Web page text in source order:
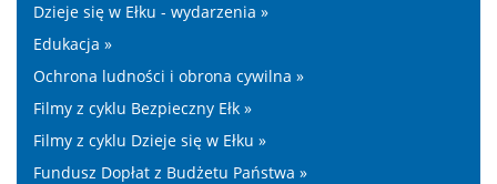
Dzieje się w Ełku - wydarzenia »
Edukacja »
Ochrona ludności i obrona cywilna »
Filmy z cyklu Bezpieczny Ełk »
Filmy z cyklu Dzieje się w Ełku »
Fundusz Dopłat z Budżetu Państwa »